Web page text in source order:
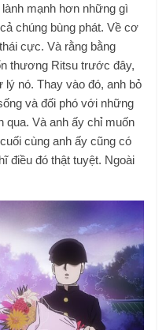
mạnh hơn những gì
chúng bùng phát. Về cơ
cực. Và rằng bằng
thương Ritsu trước đây,
nó. Thay vào đó, anh bỏ
và đối phó với những
qua. Và anh ấy chỉ muốn
cùng anh ấy cũng có
điều đó thật tuyệt. Ngoài